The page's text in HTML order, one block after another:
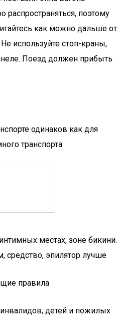
распространяться, поэтому
как можно дальше от
используйте стоп-краны,
Поезд должен прибыть
одинаков как для
транспорта.
местах, зоне бикини.
средство, эпилятор лучше
правила
детей и пожилых